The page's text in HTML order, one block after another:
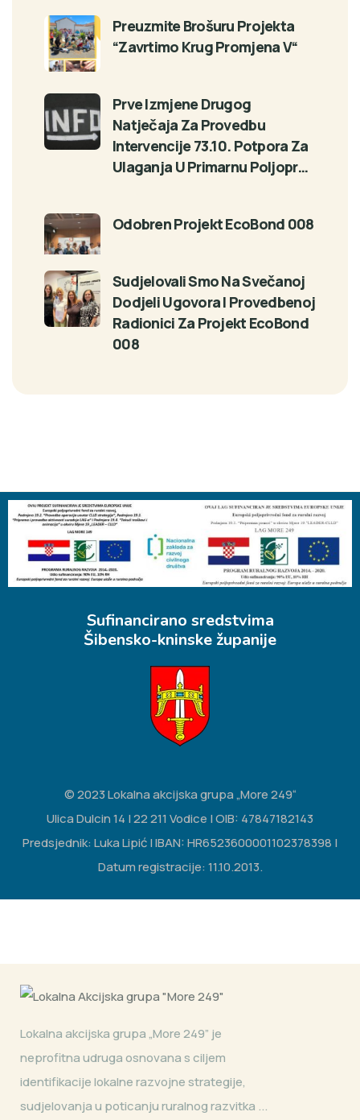
Preuzmite Brošuru Projekta
“Zavrtimo Krug Promjena V“
Prve Izmjene Drugog
Natječaja Za Provedbu
Intervencije 73.10. Potpora Za
Ulaganja U Primarnu Poljopr…
Odobren Projekt EcoBond 008
Sudjelovali Smo Na Svečanoj
Dodjeli Ugovora I Provedbenoj
Radionici Za Projekt EcoBond
008
Sufinancirano sredstvima
Šibensko-kninske županije
© 2023 Lokalna akcijska grupa „More 249“
Ulica Dulcin 14 | 22 211 Vodice | OIB: 47847182143
Predsjednik: Luka Lipić | IBAN: HR6523600001102378398 |
Datum registracije: 11.10.2013.
Lokalna akcijska grupa „More 249” je
neprofitna udruga osnovana s ciljem
identifikacije lokalne razvojne strategije,
sudjelovanja u poticanju ruralnog razvitka ...